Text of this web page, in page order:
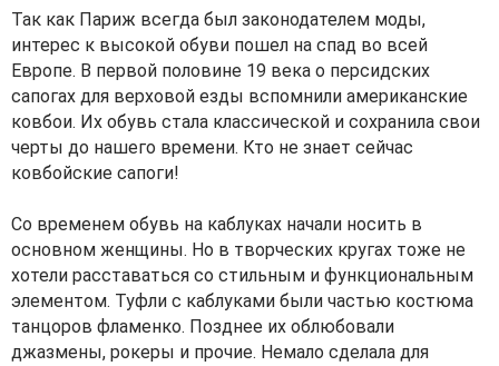
Так как Париж всегда был законодателем моды,
интерес к высокой обуви пошел на спад во всей
Европе. В первой половине 19 века о персидских
сапогах для верховой езды вспомнили американские
ковбои. Их обувь стала классической и сохранила свои
черты до нашего времени. Кто не знает сейчас
ковбойские сапоги!
Со временем обувь на каблуках начали носить в
основном женщины. Но в творческих кругах тоже не
хотели расставаться со стильным и функциональным
элементом. Туфли с каблуками были частью костюма
танцоров фламенко. Позднее их облюбовали
джазмены, рокеры и прочие. Немало сделала для